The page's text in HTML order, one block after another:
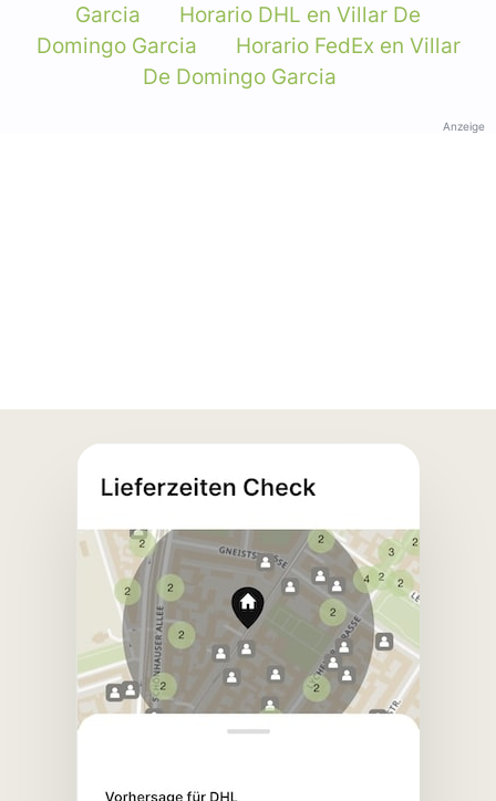
Garcia
Horario DHL en Villar De
Domingo Garcia
Horario FedEx en Villar
De Domingo Garcia
Anzeige